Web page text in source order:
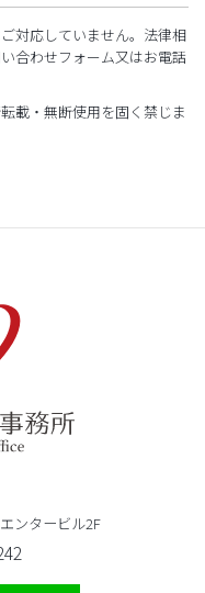
対応していません。法律相
合わせフォーム又はお電話
載・無断使用を固く禁じま
ンタービル2F